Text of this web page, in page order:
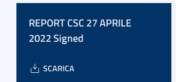
REPORT CSC 27 APRILE
2022 Signed
SCARICA